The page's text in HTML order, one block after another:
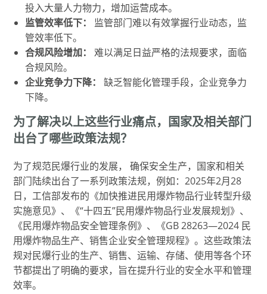
投入大量人力物力，增加运营成本。
监管效率低下：
监管部门难以有效掌握行业动态，监
管效率低下。
合规风险增加：
难以满足日益严格的法规要求，面临
合规风险。
企业竞争力下降：
缺乏智能化管理手段，企业竞争力
下降。
为了解决以上这些行业痛点，国家及相关部门
出台了哪些政策法规？
为了规范民爆行业的发展， 确保安全生产，国家和相关
部门陆续出台了一系列政策法规，例如：2025年2月28
日，工信部发布的《加快推进民用爆炸物品行业转型升级
实施意见》、《“十四五”民用爆炸物品行业发展规划》、
《民用爆炸物品安全管理条例》、《GB 28263—2024 民
用爆炸物品生产、销售企业安全管理规程》。这些政策法
规对民爆行业的生产、销售、运输、存储、使用等各个环
节都提出了明确的要求，旨在提升行业的安全水平和管理
效率。